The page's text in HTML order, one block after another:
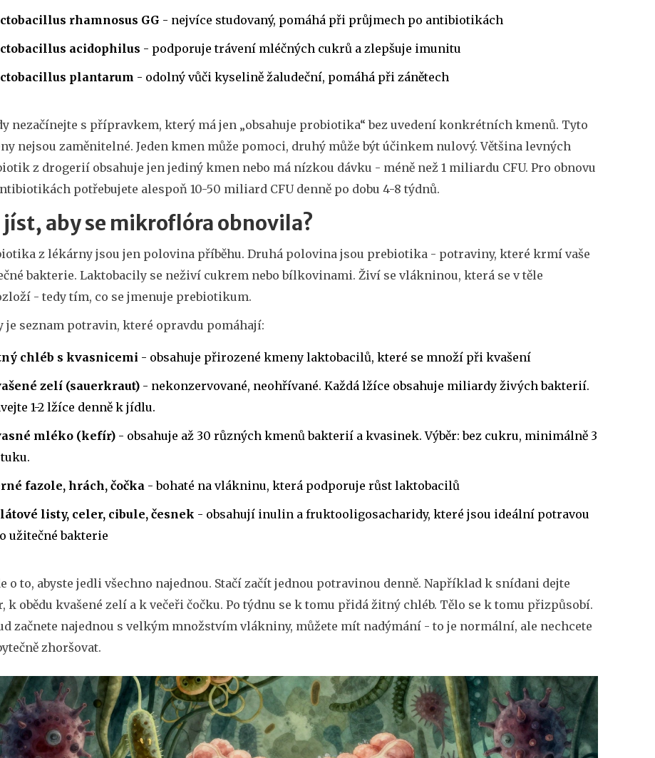
rhamnosus GG - nejvíce studovaný, pomáhá při průjmech po antibiotikách
acidophilus - podporuje trávení mléčných cukrů a zlepšuje imunitu
plantarum - odolný vůči kyselině žaludeční, pomáhá při zánětech
nezačínejte s přípravkem, který má jen „obsahuje probiotika“ bez uvedení konkrétních kmenů. Tyto
nejsou zaměnitelné. Jeden kmen může pomoci, druhý může být účinkem nulový. Většina levných
z drogerií obsahuje jen jediný kmen nebo má nízkou dávku - méně než 1 miliardu CFU. Pro obnovu
potřebujete alespoň 10-50 miliard CFU denně po dobu 4-8 týdnů.
jíst, aby se mikroflóra obnovila?
z lékárny jsou jen polovina příběhu. Druhá polovina jsou prebiotika - potraviny, které krmí vaše
bakterie. Laktobacily se neživí cukrem nebo bílkovinami. Živí se vlákninou, která se v těle
- tedy tím, co se jmenuje prebiotikum.
je seznam potravin, které opravdu pomáhají:
chléb s kvasnicemi - obsahuje přirozené kmeny laktobacilů, které se množí při kvašení
zelí (sauerkraut) - nekonzervované, neohřívané. Každá lžíce obsahuje miliardy živých bakterií.
1-2 lžíce denně k jídlu.
mléko (kefír) - obsahuje až 30 různých kmenů bakterií a kvasinek. Výběr: bez cukru, minimálně 3
fazole, hrách, čočka - bohaté na vlákninu, která podporuje růst laktobacilů
listy, celer, cibule, česnek - obsahují inulin a fruktooligosacharidy, které jsou ideální potravou
užitečné bakterie
o to, abyste jedli všechno najednou. Stačí začít jednou potravinou denně. Například k snídani dejte
k obědu kvašené zelí a k večeři čočku. Po týdnu se k tomu přidá žitný chléb. Tělo se k tomu přizpůsobí.
začnete najednou s velkým množstvím vlákniny, můžete mít nadýmání - to je normální, ale nechcete
zhoršovat.